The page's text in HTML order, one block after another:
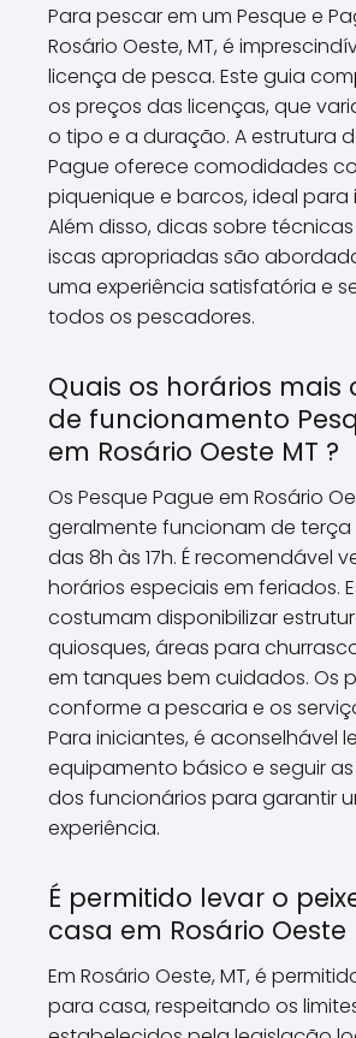
Para pescar em um Pesque e
Rosário Oeste, MT, é
licença de pesca. Este guia
os preços das licenças, que
o tipo e a duração. A estrutura
Pague oferece comodidades
piquenique e barcos, ideal para
Além disso, dicas sobre
iscas apropriadas são
uma experiência satisfatória e
todos os pescadores.
Quais os horários mais
de funcionamento
em Rosário Oeste MT ?
Os Pesque Pague em Rosário
geralmente funcionam de
das 8h às 17h. É recomendável
horários especiais em feriados.
costumam disponibilizar
quiosques, áreas para
em tanques bem cuidados. Os
conforme a pescaria e os
Para iniciantes, é aconselhável
equipamento básico e seguir
dos funcionários para garantir
experiência.
É permitido levar o
casa em Rosário Oeste
Em Rosário Oeste, MT, é
para casa, respeitando os